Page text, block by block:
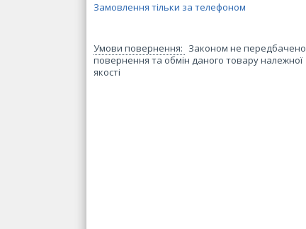
Замовлення тільки за телефоном
Законом не передбачено
повернення та обмін даного товару належної
якості